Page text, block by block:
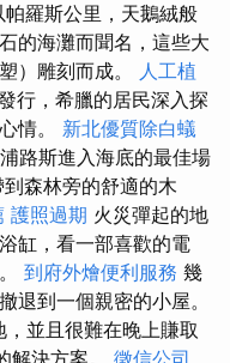
帕羅斯公里，天鵝絨般
的海灘而聞名，這些大
）雕刻而成。 人工植
行，希臘的居民深入探
情。 新北優質除白蟻
路斯進入海底的最佳場
森林旁的舒適的木
護照過期 火災彈起的地
缸，看一部喜歡的電
到府外燴便利服務 幾
退到一個親密的小屋。
，並且很難在晚上賺取
解決方案。 徵信公司